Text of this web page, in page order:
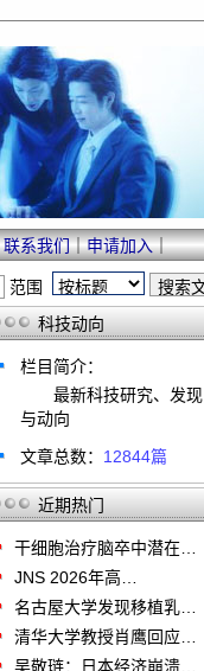
联系我们｜申请加入｜
范围
科技动向
栏目简介：
最新科技研究、发现
与动向
文章总数： 12844篇
近期热门
干细胞治疗脑卒中潜在…
JNS 2026年高…
名古屋大学发现移植乳…
清华大学教授肖鹰回应…
吴敬琏：日本经济崩溃…